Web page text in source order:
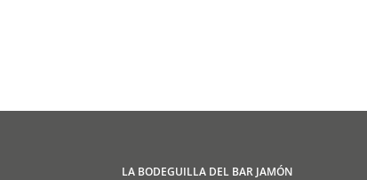
LA BODEGUILLA DEL BAR JAMÓN